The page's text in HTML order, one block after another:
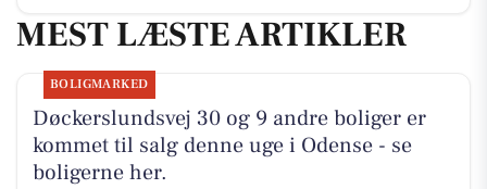
MEST LÆSTE ARTIKLER
BOLIGMARKED
Døckerslundsvej 30 og 9 andre boliger er
kommet til salg denne uge i Odense - se
boligerne her.